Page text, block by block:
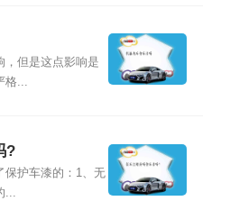
，但是这点影响是
格...
?
保护车漆的：1、无
...